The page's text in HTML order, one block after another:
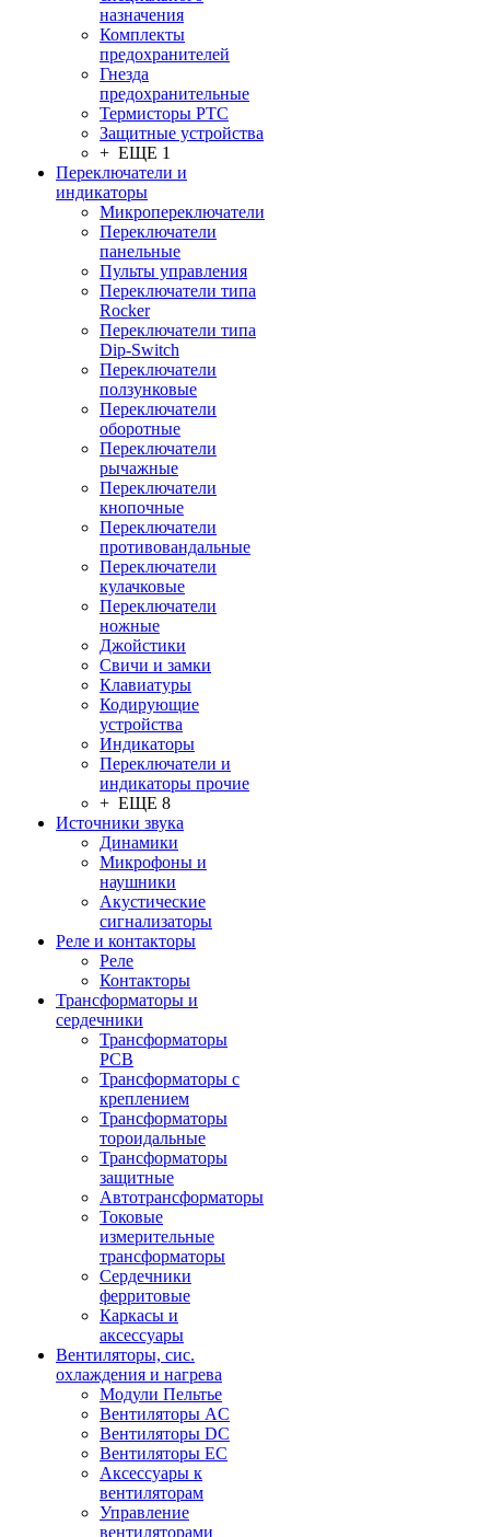
назначения
Комплекты
предохранителей
Гнезда
предохранительные
Термисторы PTC
Защитные устройства
+ ЕЩЕ 1
Переключатели и
индикаторы
Микропереключатели
Переключатели
панельные
Пульты управления
Переключатели типа
Rocker
Переключатели типа
Dip-Switch
Переключатели
ползунковые
Переключатели
оборотные
Переключатели
рычажные
Переключатели
кнопочные
Переключатели
противовандальные
Переключатели
кулачковые
Переключатели
ножные
Джойстики
Свичи и замки
Клавиатуры
Кодирующие
устройства
Индикаторы
Переключатели и
индикаторы прочие
+ ЕЩЕ 8
Источники звука
Динамики
Микрофоны и
наушники
Акустические
сигнализаторы
Реле и контакторы
Реле
Контакторы
Трансформаторы и
сердечники
Трансформаторы
PCB
Трансформаторы с
креплением
Трансформаторы
тороидальные
Трансформаторы
защитные
Автотрансформаторы
Токовые
измерительные
трансформаторы
Сердечники
ферритовые
Каркасы и
аксессуары
Вентиляторы, сис.
охлаждения и нагрева
Модули Пельтье
Вентиляторы AC
Вентиляторы DC
Вентиляторы EC
Аксессуары к
вентиляторам
Управление
вентиляторами